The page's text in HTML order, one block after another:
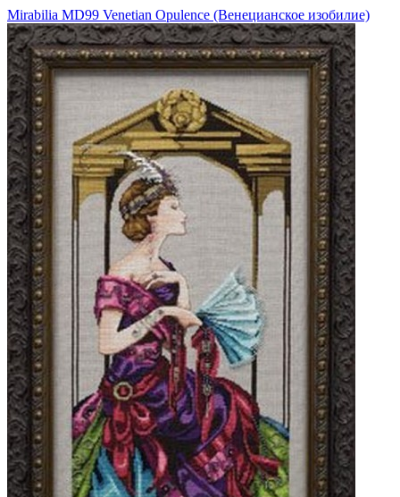
Mirabilia MD99 Venetian Opulence (Венецианское изобилие)